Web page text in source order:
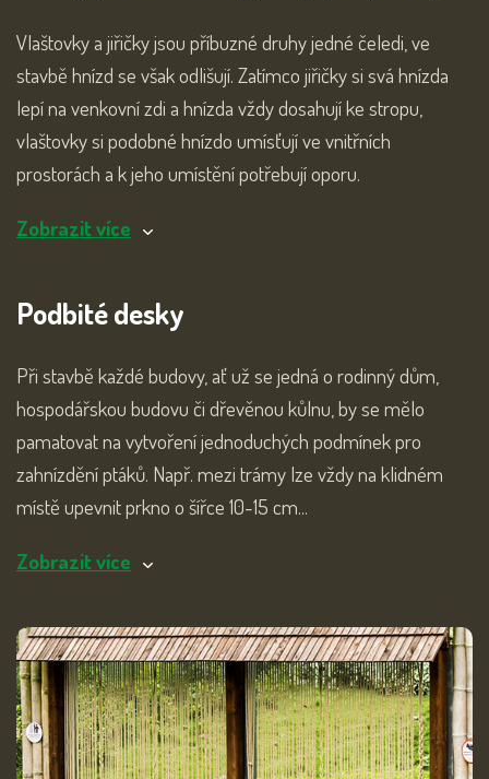
Vlaštovky a jiřičky jsou příbuzné druhy jedné čeledi, ve
stavbě hnízd se však odlišují. Zatímco jiřičky si svá hnízda
lepí na venkovní zdi a hnízda vždy dosahují ke stropu,
vlaštovky si podobné hnízdo umísťují ve vnitřních
prostorách a k jeho umístění potřebují oporu.
Zobrazit více
Podbité desky
Při stavbě každé budovy, ať už se jedná o rodinný dům,
hospodářskou budovu či dřevěnou kůlnu, by se mělo
pamatovat na vytvoření jednoduchých podmínek pro
zahnízdění ptáků. Např. mezi trámy lze vždy na klidném
místě upevnit prkno o šířce 10-15 cm...
Zobrazit více